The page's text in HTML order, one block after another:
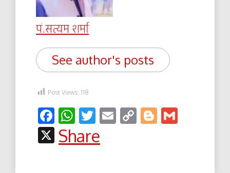
पं.सत्यम शर्मा
See author's posts
Post Views: 118
Facebook
WhatsApp
Twitter
EmailCopyBlogger
X
Share